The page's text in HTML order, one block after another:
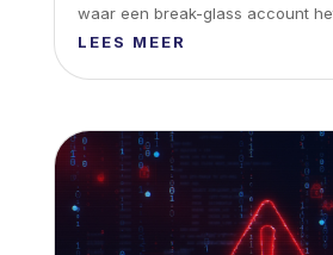
waar een break-glass account
LEES MEER